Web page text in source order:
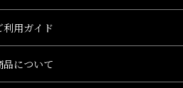
利用ガイド
品について